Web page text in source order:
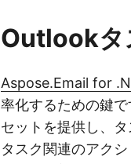
Outlookタ
Aspose.Email for
率化するための鍵
セットを提供し、
タスク関連のアク